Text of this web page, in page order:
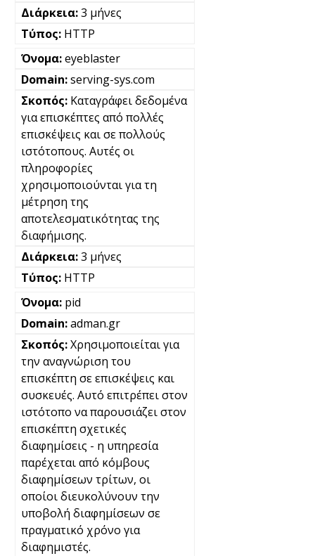
3 μήνες
HTTP
eyeblaster
serving-sys.com
Καταγράφει δεδομένα
για επισκέπτες από πολλές
επισκέψεις και σε πολλούς
ιστότοπους. Αυτές οι
πληροφορίες
χρησιμοποιούνται για τη
μέτρηση της
αποτελεσματικότητας της
διαφήμισης.
3 μήνες
HTTP
pid
adman.gr
Χρησιμοποιείται για
την αναγνώριση του
επισκέπτη σε επισκέψεις και
συσκευές. Αυτό επιτρέπει στον
ιστότοπο να παρουσιάζει στον
επισκέπτη σχετικές
διαφημίσεις - η υπηρεσία
παρέχεται από κόμβους
διαφημίσεων τρίτων, οι
οποίοι διευκολύνουν την
υποβολή διαφημίσεων σε
πραγματικό χρόνο για
διαφημιστές.